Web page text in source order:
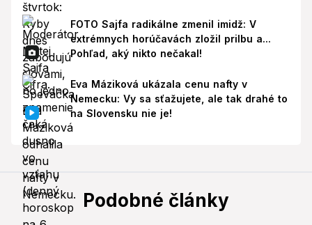
FOTO Sajfa radikálne zmenil imidž: V
extrémnych horúčavách zložil prilbu a...
Pohľad, aký nikto nečakal!
Eva Máziková ukázala cenu nafty v
Nemecku: Vy sa sťažujete, ale tak drahé to
na Slovensku nie je!
Podobné články